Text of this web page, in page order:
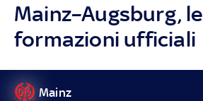
Mainz–Augsburg, le
formazioni ufficiali
Mainz